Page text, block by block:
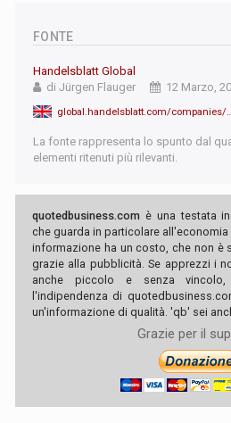
FONTE
Handelsblatt Global
di Jürgen Flauger
12 Marzo,
global.handelsblatt.com/companies/e-
La fonte rappresenta lo spunto dal
elementi ritenuti più rilevanti.
quotedbusiness.com è una testata
che guarda in particolare
informazione ha un costo, che non è
grazie alla pubblicità. Se apprezzi i
anche piccolo e senza vincolo,
l'indipendenza di
un'informazione di qualità. 'qb' sei
Grazie per il